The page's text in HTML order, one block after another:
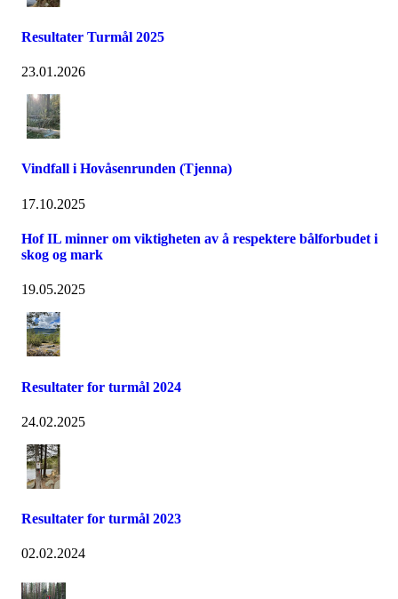
Resultater Turmål 2025
23.01.2026
Vindfall i Hovåsenrunden (Tjenna)
17.10.2025
Hof IL minner om viktigheten av å respektere bålforbudet i
skog og mark
19.05.2025
Resultater for turmål 2024
24.02.2025
Resultater for turmål 2023
02.02.2024